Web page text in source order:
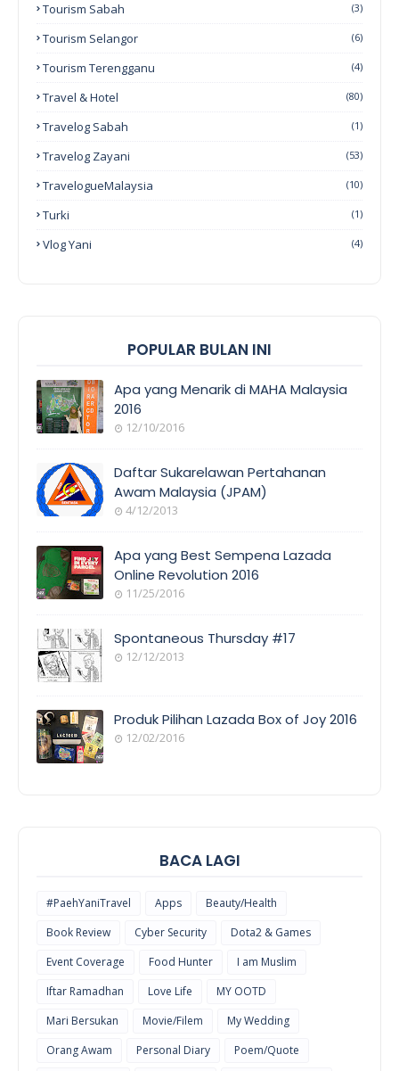
Tourism Sabah (3)
Tourism Selangor (6)
Tourism Terengganu (4)
Travel & Hotel (80)
Travelog Sabah (1)
Travelog Zayani (53)
TravelogueMalaysia (10)
Turki (1)
Vlog Yani (4)
POPULAR BULAN INI
COVERAGE
Apa yang Menarik di MAHA Malaysia
2016
12/10/2016
AWAM
Daftar Sukarelawan Pertahanan
Awam Malaysia (JPAM)
4/12/2013
COVERAGE
Apa yang Best Sempena Lazada
Online Revolution 2016
11/25/2016
E
Spontaneous Thursday #17
12/12/2013
Produk Pilihan Lazada Box of Joy 2016
12/02/2016
BACA LAGI
#PaehYaniTravel Apps
Beauty/Health
Book Review
Cyber Security
Dota2 & Games
Event Coverage
Food Hunter
I am Muslim
Iftar Ramadhan
Love Life
MY OOTD
Mari Bersukan
Movie/Filem
My Wedding
Orang Awam
Personal Diary Poem/Quote